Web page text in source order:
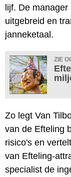
lijf. De
uitgebreid en
janneketaal.
ZIE
Zo legt Van
van de Efteling
risico's en
van Efteling-
specialist de